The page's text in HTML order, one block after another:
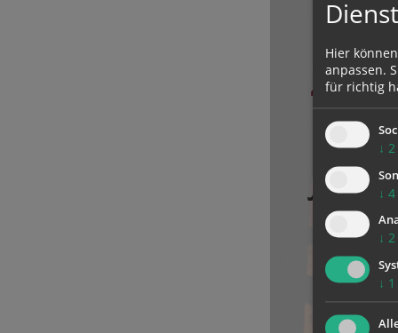
Hier
anpassen.
für richtig
↓ 2
↓ 4
↓ 2
↓ 1